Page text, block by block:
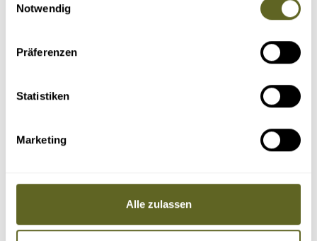
Notwendig
Präferenzen
Statistiken
Marketing
Alle zulassen
ACONCAGUA (6.962 M) - 19-TÄGIGE EXPEDITION
alle Termine
Besteigung und Überschreitung des höchsten Bergs in Südamerika
Optimale Akklimatisierung
5.590 Euro zzgl. Flug